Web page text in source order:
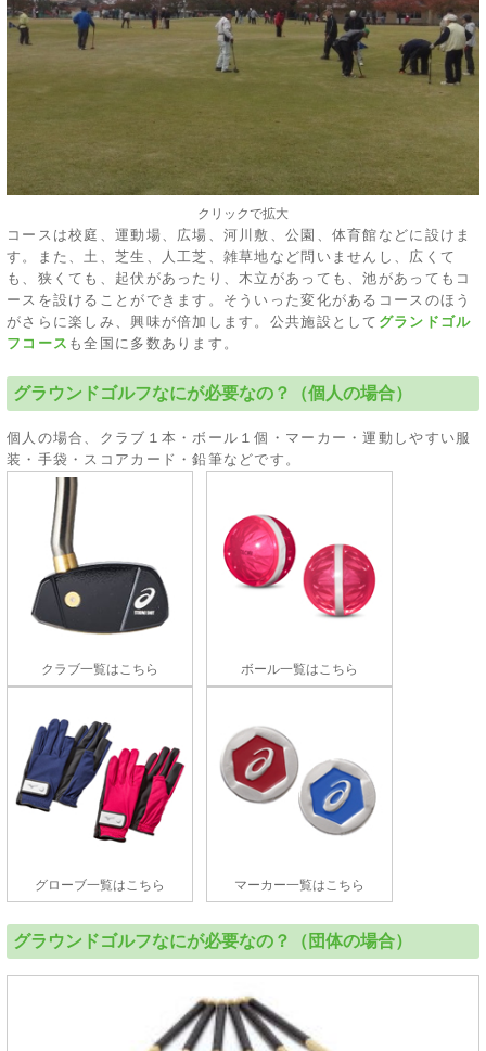
クリックで拡大
コースは校庭、運動場、広場、河川敷、公園、体育館などに設けま
す。また、土、芝生、人工芝、雑草地など問いませんし、広くて
も、狭くても、起伏があったり、木立があっても、池があってもコ
ースを設けることができます。そういった変化があるコースのほう
がさらに楽しみ、興味が倍加します。公共施設として グランドゴル
フコース も全国に多数あります。
グラウンドゴルフなにが必要なの？（個人の場合）
個人の場合、クラブ１本・ボール１個・マーカー・運動しやすい服
装・手袋・スコアカード・鉛筆などです。
クラブ一覧はこちら ボール一覧はこちら
グローブ一覧はこちら マーカー一覧はこちら
グラウンドゴルフなにが必要なの？（団体の場合）